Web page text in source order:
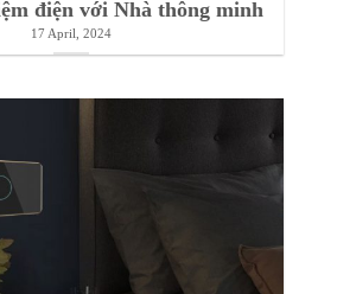
điện với Nhà thông minh
17 April, 2024